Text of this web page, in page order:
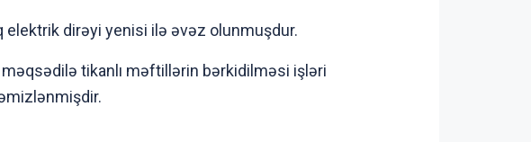
elektrik dirəyi yenisi ilə əvəz olunmuşdur.
tikanlı məftillərin bərkidilməsi işləri